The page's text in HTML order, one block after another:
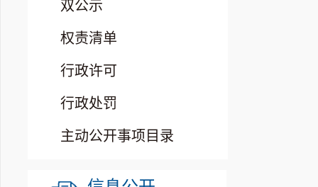
双公示
权责清单
行政许可
行政处罚
主动公开事项目录